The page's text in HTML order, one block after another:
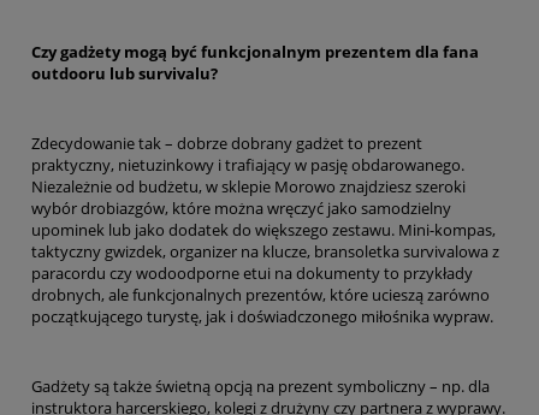
Czy gadżety mogą być funkcjonalnym prezentem dla fana
outdooru lub survivalu?
Zdecydowanie tak – dobrze dobrany gadżet to prezent
praktyczny, nietuzinkowy i trafiający w pasję obdarowanego.
Niezależnie od budżetu, w sklepie Morowo znajdziesz szeroki
wybór drobiazgów, które można wręczyć jako samodzielny
upominek lub jako dodatek do większego zestawu. Mini-kompas,
taktyczny gwizdek, organizer na klucze, bransoletka survivalowa z
paracordu czy wodoodporne etui na dokumenty to przykłady
drobnych, ale funkcjonalnych prezentów, które ucieszą zarówno
początkującego turystę, jak i doświadczonego miłośnika wypraw.
Gadżety są także świetną opcją na prezent symboliczny – np. dla
instruktora harcerskiego, kolegi z drużyny czy partnera z wyprawy.